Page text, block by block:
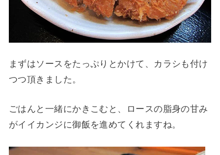
まずはソースをたっぷりとかけて、カラシも付け
つつ頂きました。
ごはんと一緒にかきこむと、ロースの脂身の甘み
がイイカンジに御飯を進めてくれますね。